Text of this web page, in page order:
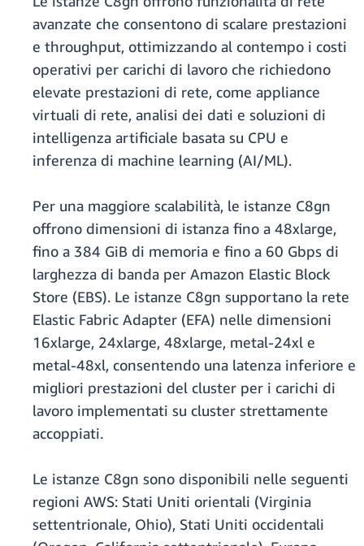
avanzate che consentono di scalare prestazioni
e throughput, ottimizzando al contempo i costi
operativi per carichi di lavoro che richiedono
elevate prestazioni di rete, come appliance
virtuali di rete, analisi dei dati e soluzioni di
intelligenza artificiale basata su CPU e
inferenza di machine learning (AI/ML).
Per una maggiore scalabilità, le istanze C8gn
offrono dimensioni di istanza fino a 48xlarge,
fino a 384 GiB di memoria e fino a 60 Gbps di
larghezza di banda per Amazon Elastic Block
Store (EBS). Le istanze C8gn supportano la rete
Elastic Fabric Adapter (EFA) nelle dimensioni
16xlarge, 24xlarge, 48xlarge, metal-24xl e
metal-48xl, consentendo una latenza inferiore e
migliori prestazioni del cluster per i carichi di
lavoro implementati su cluster strettamente
accoppiati.
Le istanze C8gn sono disponibili nelle seguenti
regioni AWS: Stati Uniti orientali (Virginia
settentrionale, Ohio), Stati Uniti occidentali